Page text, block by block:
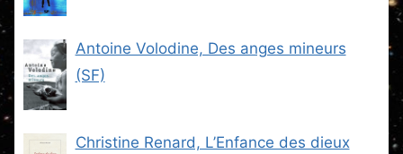
Antoine Volodine, Des anges mineurs
(SF)
Christine Renard, L’Enfance des dieux